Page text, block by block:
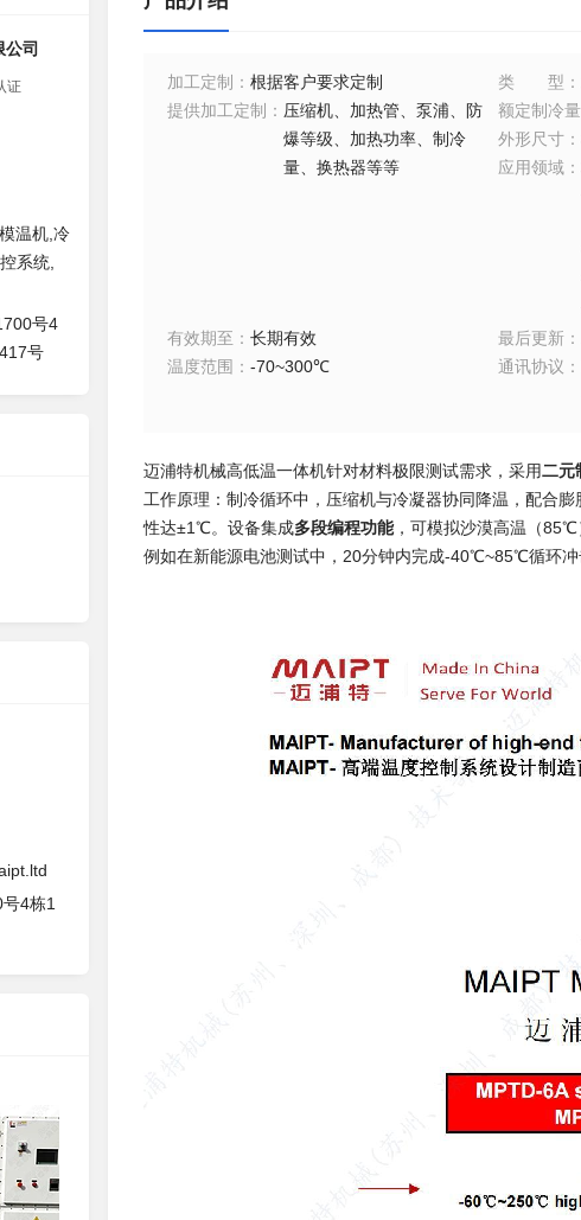
司
证
温机,冷
系统,
号4
号
4栋1
加工定制 ： 根据客户要求定制 类型 ：
提供加工定制
： 压缩机、加热管、泵浦、防
爆等级、加热功率、制冷
量、换热器等等
额定制冷量
外形尺寸：
应用领域 ：
有效期至 ： 长期有效 最后更新：
温度范围 ： -70~300℃ 通讯协议 ：
迈浦特机械高低温一体机针对材料极限测试需求，采用二元
工作原理：制冷循环中，压缩机与冷凝器协同降温，配合
性达±1℃。设备集成多段编程功能，可模拟沙漠高温（85℃
例如在新能源电池测试中，20分钟内完成-40℃~85℃循环冲